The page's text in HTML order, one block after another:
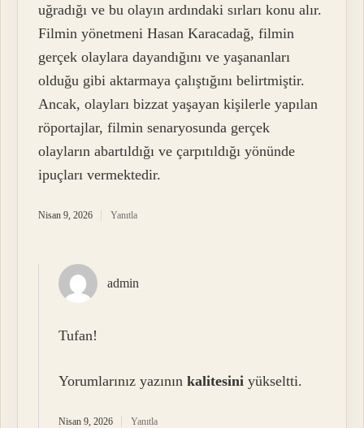
uğradığı ve bu olayın ardındaki sırları konu alır.
Filmin yönetmeni Hasan Karacadağ, filmin
gerçek olaylara dayandığını ve yaşananları
olduğu gibi aktarmaya çalıştığını belirtmiştir.
Ancak, olayları bizzat yaşayan kişilerle yapılan
röportajlar, filmin senaryosunda gerçek
olayların abartıldığı ve çarpıtıldığı yönünde
ipuçları vermektedir.
Nisan 9, 2026 Yanıtla
admin
Tufan!
Yorumlarınız yazınınkalitesini yükseltti.
Nisan 9, 2026 Yanıtla